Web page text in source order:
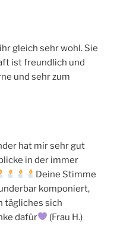
gleich sehr wohl. Sie
ist freundlich und
und sehr zum
hat mir sehr gut
in der immer
Deine Stimme
komponiert,
tägliches sich
dafür (Frau H.)